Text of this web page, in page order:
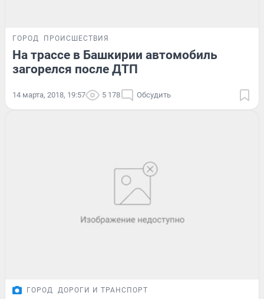
ГОРОД ПРОИСШЕСТВИЯ
На трассе в Башкирии автомобиль
загорелся после ДТП
14 марта, 2018, 19:57 5 178 Обсудить
ГОРОД ДОРОГИ И ТРАНСПОРТ